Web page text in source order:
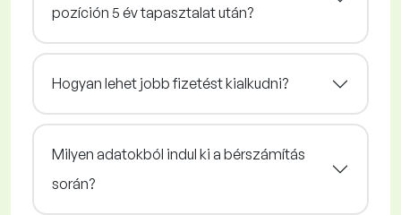
pozíción 5 év tapasztalat után?
Hogyan lehet jobb fizetést kialkudni?
Milyen adatokból indul ki a bérszámítás
során?